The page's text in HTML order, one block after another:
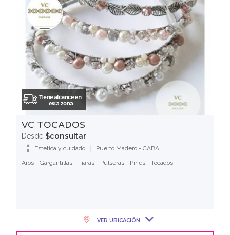
VC TOCADOS
Desde $consultar
Estetica y cuidado
Puerto Madero - CABA
Aros - Gargantillas - Tiaras - Pulseras - Pines - Tocados
VER UBICACIÓN